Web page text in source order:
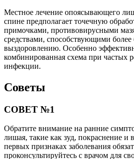
Местное лечение опоясывающего
спине предполагает точечную
примочками, противовирусными
средствами, способствующими
выздоровлению. Особенно
комбинированная схема при частых
инфекции.
Советы
СОВЕТ №1
Обратите внимание на ранние
лишая, такие как зуд, покраснение
первых признаках заболевания
проконсультируйтесь с врачом для